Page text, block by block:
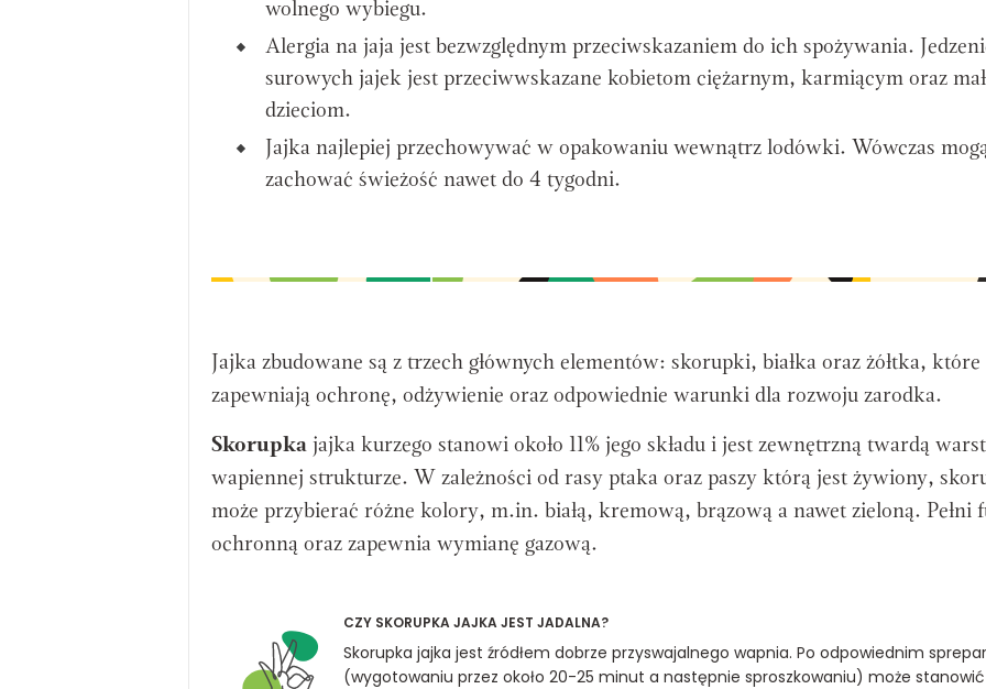
wolnego wybiegu.
Alergia na jaja jest bezwzględnym przeciwskazaniem do ich spożywania.
surowych jajek jest przeciwwskazane kobietom ciężarnym, karmiącym oraz
dzieciom.
Jajka najlepiej przechowywać w opakowaniu wewnątrz lodówki. Wówczas
zachować świeżość nawet do 4 tygodni.
Jajka zbudowane są z trzech głównych elementów: skorupki, białka oraz żółtka, które
zapewniają ochronę, odżywienie oraz odpowiednie warunki dla rozwoju zarodka.
Skorupka jajka kurzego stanowi około 11% jego składu i jest zewnętrzną twardą
wapiennej strukturze. W zależności od rasy ptaka oraz paszy którą jest żywiony,
może przybierać różne kolory, m.in. białą, kremową, brązową a nawet zieloną. Pełni
ochronną oraz zapewnia wymianę gazową.
CZY SKORUPKA JAJKA JEST JADALNA?
Skorupka jajka jest źródłem dobrze przyswajalnego wapnia. Po odpowiednim
(wygotowaniu przez około 20-25 minut a następnie sproszkowaniu) może stanowić